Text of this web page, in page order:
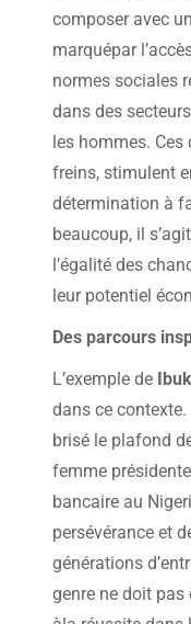
composer avec
marquépar
normes sociales
dans des
les hommes.
freins, stimulent
détermination à
beaucoup, il
l’égalité des
leur potentiel
Des parcours
L’exemple de
dans ce
brisé le plafond
femme
bancaire au
persévérance et
générations
genre ne doit pas